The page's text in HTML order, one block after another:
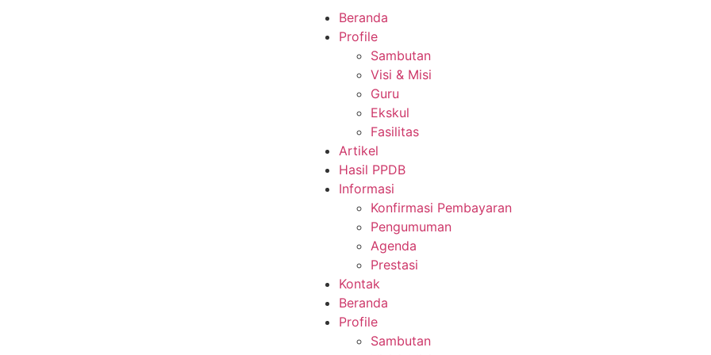
Beranda
Profile
Sambutan
Visi & Misi
Guru
Ekskul
Fasilitas
Artikel
Hasil PPDB
Informasi
Konfirmasi Pembayaran
Pengumuman
Agenda
Prestasi
Kontak
Beranda
Profile
Sambutan